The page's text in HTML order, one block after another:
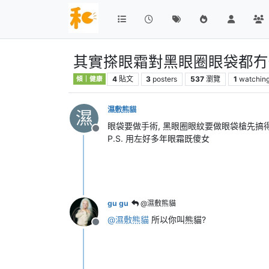
其實搽眼霜對黑眼圈眼袋都
傾｜健康 4 貼文 3 posters 537 瀏覽 1
濕
離線
濕敷熊貓
眼袋要做手術, 黑眼圈眼紋要做眼袋槍先搞
P.S. 用左好多年眼霜既傻女
離線
gu gu @濕敷熊貓
@濕敷熊貓 所以你叫熊貓?